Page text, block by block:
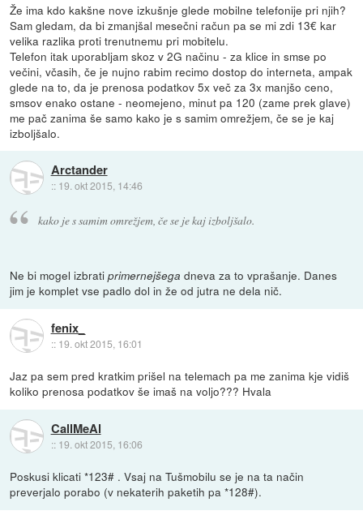
Že ima kdo kakšne nove izkušnje glede mobilne telefonije pri njih?
Sam gledam, da bi zmanjšal mesečni račun pa se mi zdi 13€ kar
velika razlika proti trenutnemu pri mobitelu.
Telefon itak uporabljam skoz v 2G načinu - za klice in smse po
večini, včasih, če je nujno rabim recimo dostop do interneta, ampak
glede na to, da je prenosa podatkov 5x več za 3x manjšo ceno,
smsov enako ostane - neomejeno, minut pa 120 (zame prek glave)
me pač zanima še samo kako je s samim omrežjem, če se je kaj
izboljšalo.
Arctander
:: 19. okt 2015, 14:46
kako je s samim omrežjem, če se je kaj izboljšalo.
Ne bi mogel izbratiprimernejšega dneva za to vprašanje. Danes
jim je komplet vse padlo dol in že od jutra ne dela nič.
fenix_
:: 19. okt 2015, 16:01
Jaz pa sem pred kratkim prišel na telemach pa me zanima kje vidiš
koliko prenosa podatkov še imaš na voljo??? Hvala
CallMeAl
:: 19. okt 2015, 16:06
Poskusi klicati *123# . Vsaj na Tušmobilu se je na ta način
preverjalo porabo (v nekaterih paketih pa *128#).